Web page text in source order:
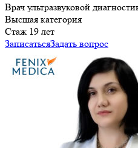
Врач ультразвуковой
Высшая категория
Cтаж 19 лет
ЗаписатьсяЗадать вопрос